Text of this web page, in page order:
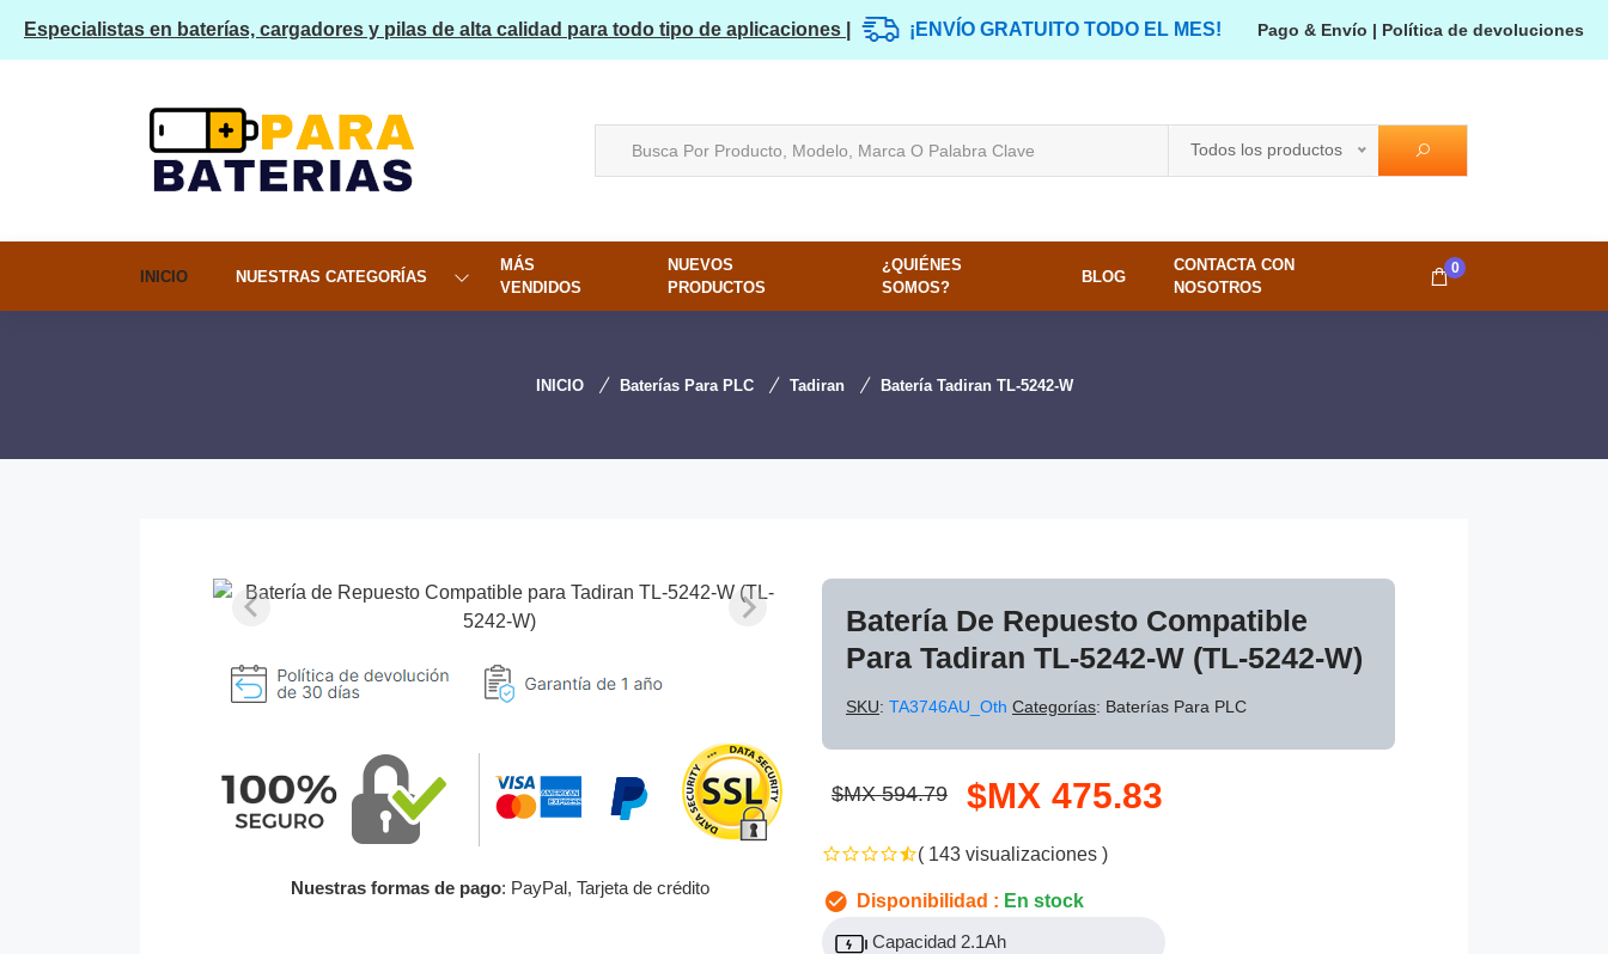
Especialistas en baterías, cargadores y pilas de alta calidad para todo tipo de aplicaciones | ¡ENVÍO GRATUITO TODO EL MES! Pago & Envío | Política de devoluciones
Todos los productos
INICIO NUESTRAS CATEGORÍAS
MÁS
VENDIDOS
NUEVOS
PRODUCTOS
¿QUIÉNES
SOMOS?
BLOG
CONTACTA CON
NOSOTROS
0
INICIO Baterías Para PLC Tadiran Batería Tadiran TL-5242-W
Nuestras formas de pago: PayPal, Tarjeta de crédito
Batería De Repuesto Compatible
Para Tadiran TL-5242-W (TL-5242-W)
SKU: TA3746AU_Oth Categorías: Baterías Para PLC
$MX 594.79 $MX 475.83
( 143 visualizaciones )
Disponibilidad : En stock
Capacidad 2.1Ah